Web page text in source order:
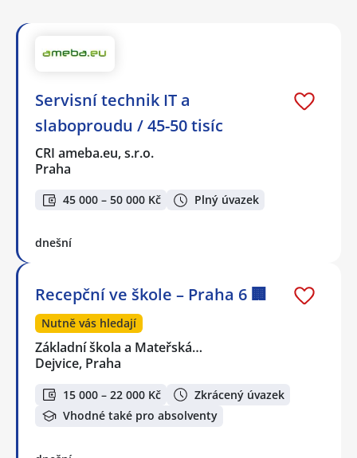
Servisní technik IT a
slaboproudu / 45-50 tisíc
CRI ameba.eu, s.r.o.
Praha
45 000 – 50 000 Kč Plný úvazek
dnešní
Recepční ve škole – Praha 6 🏢
Nutně vás hledají
Základní škola a Mateřská…
Dejvice, Praha
15 000 – 22 000 Kč
Zkrácený úvazek
Vhodné také pro absolventy